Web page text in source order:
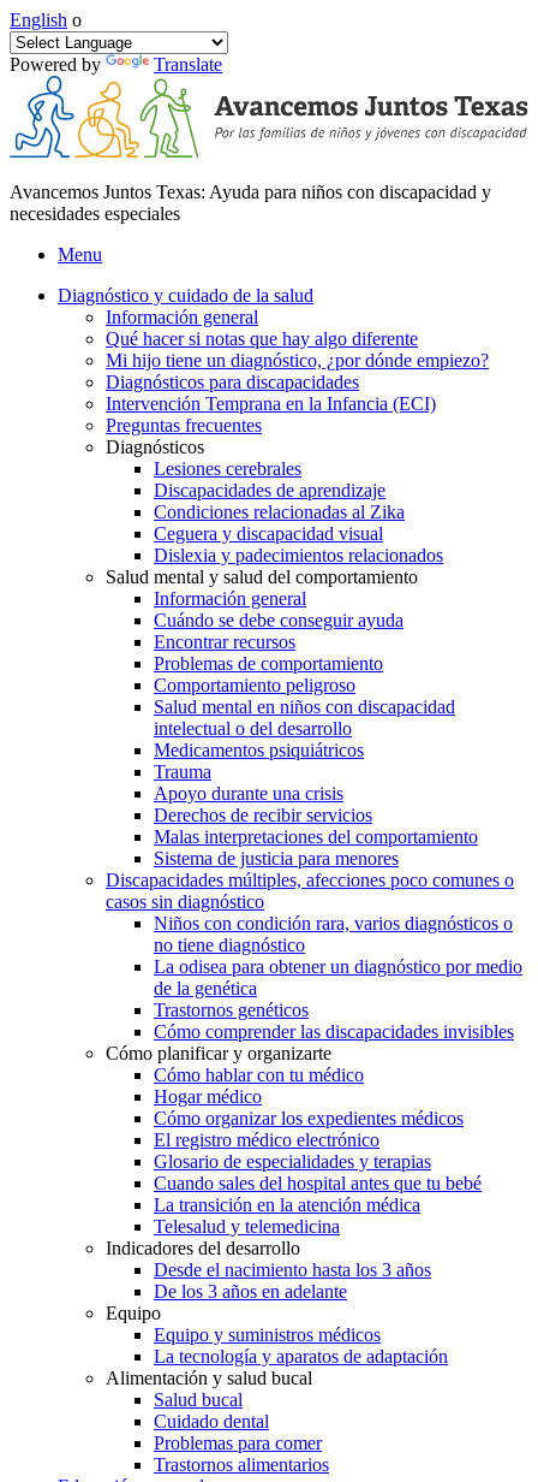
English o
Powered by Translate
Avancemos Juntos Texas: Ayuda para niños con discapacidad y
necesidades especiales
Menu
Diagnóstico y cuidado de la salud
Información general
Qué hacer si notas que hay algo diferente
Mi hijo tiene un diagnóstico, ¿por dónde empiezo?
Diagnósticos para discapacidades
Intervención Temprana en la Infancia (ECI)
Preguntas frecuentes
Diagnósticos
Lesiones cerebrales
Discapacidades de aprendizaje
Condiciones relacionadas al Zika
Ceguera y discapacidad visual
Dislexia y padecimientos relacionados
Salud mental y salud del comportamiento
Información general
Cuándo se debe conseguir ayuda
Encontrar recursos
Problemas de comportamiento
Comportamiento peligroso
Salud mental en niños con discapacidad
intelectual o del desarrollo
Medicamentos psiquiátricos
Trauma
Apoyo durante una crisis
Derechos de recibir servicios
Malas interpretaciones del comportamiento
Sistema de justicia para menores
Discapacidades múltiples, afecciones poco comunes o
casos sin diagnóstico
Niños con condición rara, varios diagnósticos o
no tiene diagnóstico
La odisea para obtener un diagnóstico por medio
de la genética
Trastornos genéticos
Cómo comprender las discapacidades invisibles
Cómo planificar y organizarte
Cómo hablar con tu médico
Hogar médico
Cómo organizar los expedientes médicos
El registro médico electrónico
Glosario de especialidades y terapias
Cuando sales del hospital antes que tu bebé
La transición en la atención médica
Telesalud y telemedicina
Indicadores del desarrollo
Desde el nacimiento hasta los 3 años
De los 3 años en adelante
Equipo
Equipo y suministros médicos
La tecnología y aparatos de adaptación
Alimentación y salud bucal
Salud bucal
Cuidado dental
Problemas para comer
Trastornos alimentarios